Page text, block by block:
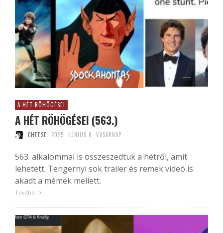
A HÉT RÖHÖGÉSEI
A HÉT RÖHÖGÉSEI (563.)
CHEESE 2025. JÚNIUS 8. VASÁRNAP
563. alkalommal is összeszedtük a hétről, amit
lehetett. Tengernyi sok trailer és remek videó is
akadt a mémek mellett.
Tovább